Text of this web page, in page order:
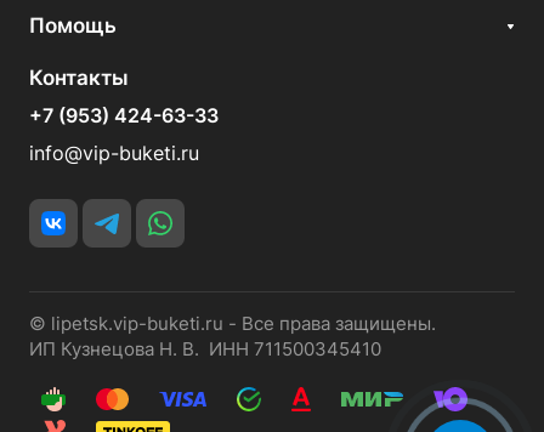
Помощь
Контакты
+7 (953) 424-63-33
info@vip-buketi.ru
© lipetsk.vip-buketi.ru - Все права защищены.
ИП Кузнецова Н. В. ИНН 711500345410